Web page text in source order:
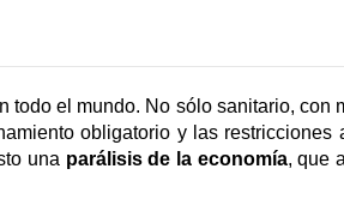
todo el mundo. No sólo sanitario, con
obligatorio y las
una parálisis de la economía, que